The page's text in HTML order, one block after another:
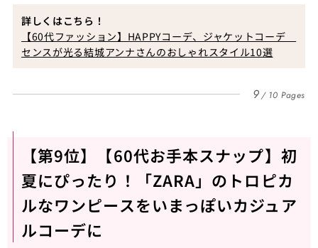
詳しくはこちら！
【60代ファッション】HAPPYコーデ、ジャケットコーデ
センスが光る結城アンナさんのおしゃれスタイル10選
9 10 Pages
【第9位】【60代お手本スナップ】初
夏にぴったり！「ZARA」のトロピカ
ルなワンピースをいまっぽいカジュア
ルコーデに